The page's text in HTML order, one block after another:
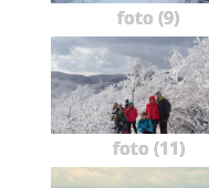
foto (9)
foto (11)